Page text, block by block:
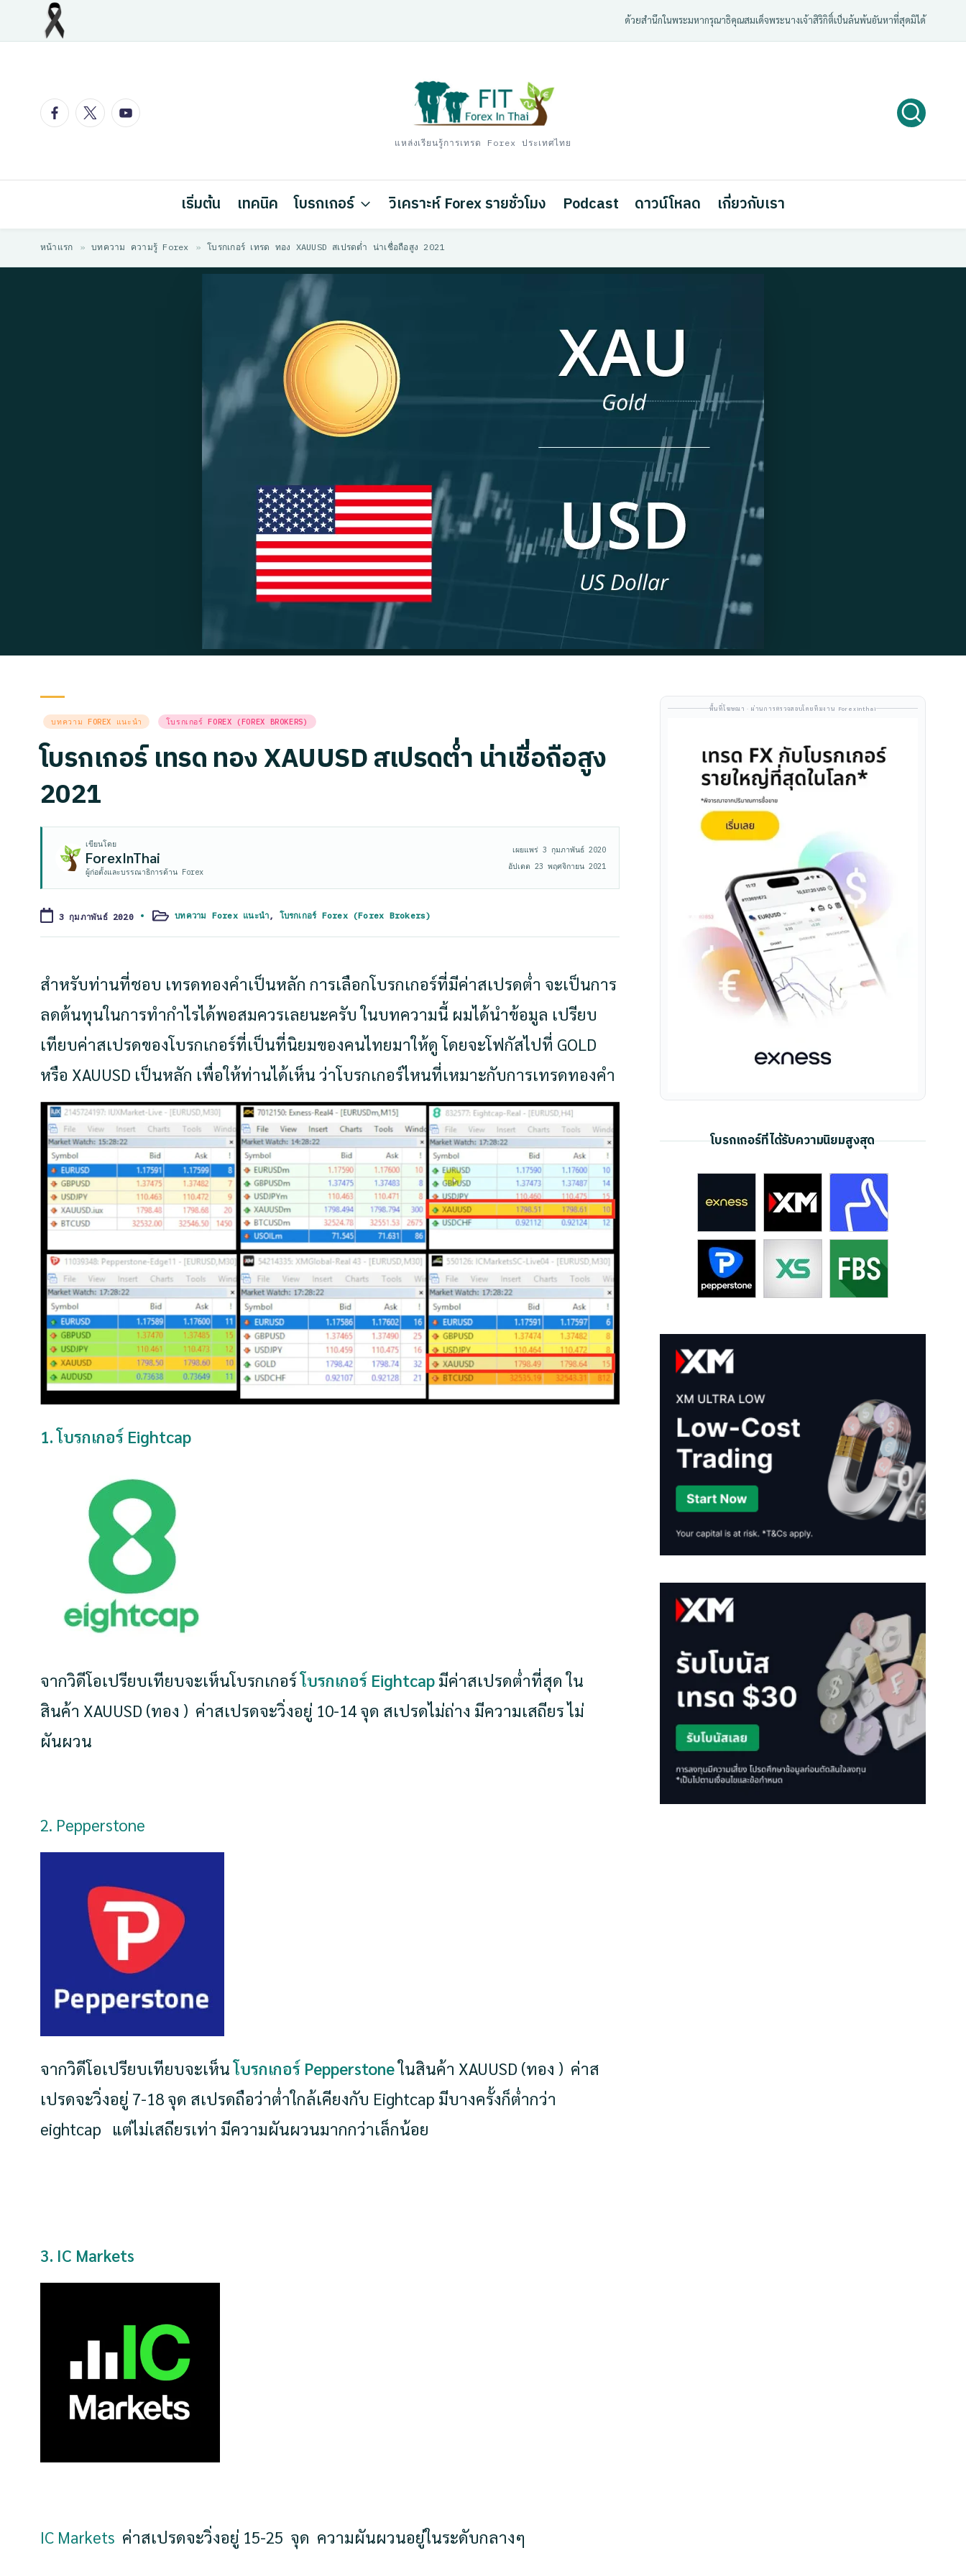
ด้วยสํานึกในพระมหากรุณาธิคุณสมเด็จพระนางเจ้าสิริกิติ์เป็นล้นพ้นอันหาที่สุดมิได้
FacebookTwitterYoutube
แหล่งเรียนรู้การเทรด Forex ประเทศไทย
เริ่มต้น เทคนิค โบรกเกอร์ วิเคราะห์ Forex รายชั่วโมง Podcast ดาวน์โหลด เกี่ยวกับเรา
หน้าแรก » บทความ ความรู้ Forex » โบรกเกอร์ เทรด ทอง XAUUSD สเปรดต่ำ น่าเชื่อถือสูง 2021
Posted
in
บทความ FOREX แนะนำ โบรกเกอร์ FOREX (FOREX BROKERS)
โบรกเกอร์ เทรด ทอง XAUUSD สเปรดต่ำ น่าเชื่อถือสูง
2021
เขียนโดย
ForexInThai
ผู้ก่อตั้งและบรรณาธิการด้าน Forex
เผยแพร่3 กุมภาพันธ์ 2020
อัปเดต23 พฤศจิกายน 2021
3 กุมภาพันธ์ 2020
Postedบทความ Forex แนะนำ, โบรกเกอร์ Forex (Forex Brokers)
สำหรับท่านที่ชอบ เทรดทองคำเป็นหลัก การเลือกโบรกเกอร์ที่มีค่าสเปรดต่ำ จะเป็นการ
ลดต้นทุนในการทำกำไรได้พอสมควรเลยนะครับ ในบทความนี้ ผมได้นำข้อมูล เปรียบ
เทียบค่าสเปรดของโบรกเกอร์ที่เป็นที่นิยมของคนไทยมาให้ดู โดยจะโฟกัสไปที่ GOLD
หรือ XAUUSD เป็นหลัก เพื่อให้ท่านได้เห็น ว่าโบรกเกอร์ไหนที่เหมาะกับการเทรดทองคำ
1. โบรกเกอร์ Eightcap
จากวิดีโอเปรียบเทียบจะเห็นโบรกเกอร์โบรกเกอร์ Eightcap มีค่าสเปรดต่ำที่สุด ใน
สินค้า XAUUSD (ทอง ) ค่าสเปรดจะวิ่งอยู่ 10-14 จุด สเปรดไม่ถ่าง มีความเสถียร ไม่
ผันผวน
2. Pepperstone
จากวิดีโอเปรียบเทียบจะเห็นโบรกเกอร์ Pepperstoneในสินค้า XAUUSD (ทอง ) ค่าส
เปรดจะวิ่งอยู่ 7-18 จุด สเปรดถือว่าต่ำใกล้เคียงกับ Eightcap มีบางครั้งก็ต่ำกว่า
eightcap แต่ไม่เสถียรเท่า มีความผันผวนมากกว่าเล็กน้อย
3. IC Markets
IC Markets ค่าสเปรดจะวิ่งอยู่ 15-25 จุด ความผันผวนอยู่ในระดับกลางๆ
พื้นที่โฆษณา · ผ่านการตรวจสอบโดยทีมงาน Forexinthai
โบรกเกอร์ที่ได้รับความนิยมสูงสุด